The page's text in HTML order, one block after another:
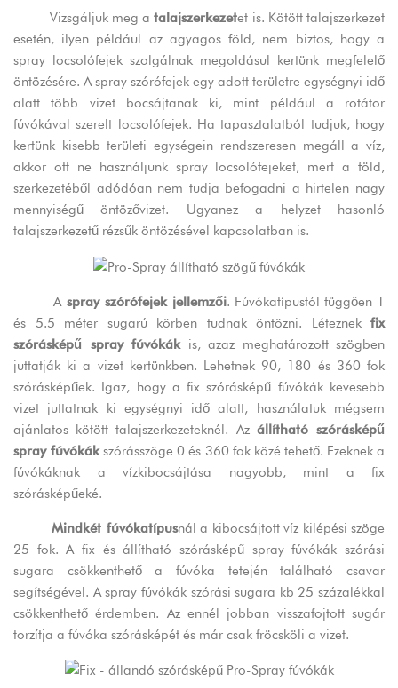
Vizsgáljuk meg atalajszerkezetet is. Kötött talajszerkezet
esetén, ilyen például az agyagos föld, nem biztos, hogy a
spray locsolófejek szolgálnak megoldásul kertünk megfelelő
öntözésére. A spray szórófejek egy adott területre egységnyi idő
alatt több vizet bocsájtanak ki, mint például a rotátor
fúvókával szerelt locsolófejek. Ha tapasztalatból tudjuk, hogy
kertünk kisebb területi egységein rendszeresen megáll a víz,
akkor ott ne használjunk spray locsolófejeket, mert a föld,
szerkezetéből adódóan nem tudja befogadni a hirtelen nagy
mennyiségű öntözővizet. Ugyanez a helyzet hasonló
talajszerkezetű rézsűk öntözésével kapcsolatban is.
A spray szórófejek jellemzői. Fúvókatípustól függően 1
és 5.5 méter sugarú körben tudnak öntözni. Léteznek fix
szórásképű spray fúvókákis, azaz meghatározott szögben
juttatják ki a vizet kertünkben. Lehetnek 90, 180 és 360 fok
szórásképűek. Igaz, hogy a fix szórásképű fúvókák kevesebb
vizet juttatnak ki egységnyi idő alatt, használatuk mégsem
ajánlatos kötött talajszerkezeteknél. Az állítható szórásképű
spray fúvókákszórásszöge 0 és 360 fok közé tehető. Ezeknek a
fúvókáknak a vízkibocsájtása nagyobb, mint a fix
szórásképűeké.
Mindkét fúvókatípusnál a kibocsájtott víz kilépési szöge
25 fok. A fix és állítható szórásképű spray fúvókák szórási
sugara csökkenthető a fúvóka tetején található csavar
segítségével. A spray fúvókák szórási sugara kb 25 százalékkal
csökkenthető érdemben. Az ennél jobban visszafojtott sugár
torzítja a fúvóka szórásképét és már csak fröcsköli a vizet.